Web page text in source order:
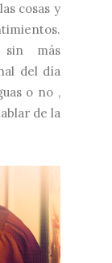
cosas y
más
del día
o no ,
de la